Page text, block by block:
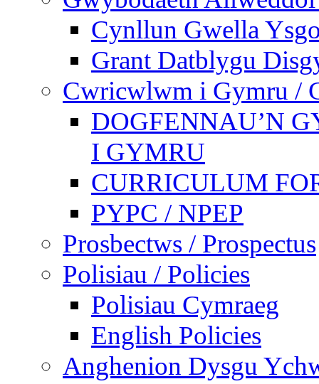
Cynllun Gwella
Grant Datblygu
Cwricwlwm i Gymru /
DOGFENNAU’N
I GYMRU
CURRICULUM
PYPC / NPEP
Prosbectws / Prospectus
Polisiau / Policies
Polisiau Cymraeg
English Policies
Anghenion Dysgu